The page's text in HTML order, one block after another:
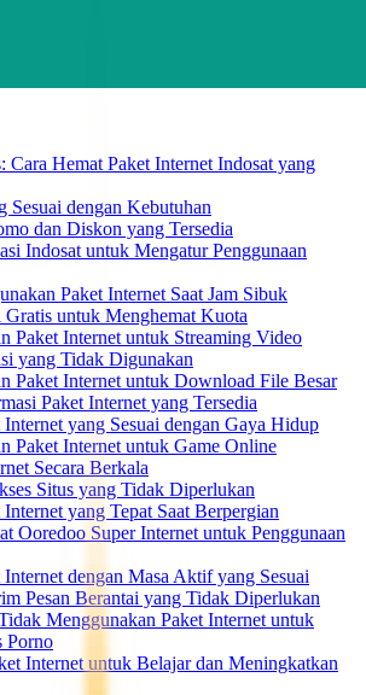
Cara Hemat Paket Internet Indosat yang
Sesuai dengan Kebutuhan
dan Diskon yang Tersedia
Indosat untuk Mengatur Penggunaan
Paket Internet Saat Jam Sibuk
untuk Menghemat Kuota
Paket Internet untuk Streaming Video
yang Tidak Digunakan
Paket Internet untuk Download File Besar
Paket Internet yang Tersedia
yang Sesuai dengan Gaya Hidup
Paket Internet untuk Game Online
Secara Berkala
Situs yang Tidak Diperlukan
yang Tepat Saat Berpergian
Ooredoo Super Internet untuk Penggunaan
dengan Masa Aktif yang Sesuai
Pesan Berantai yang Tidak Diperlukan
Menggunakan Paket Internet untuk
Porno
Internet untuk Belajar dan Meningkatkan